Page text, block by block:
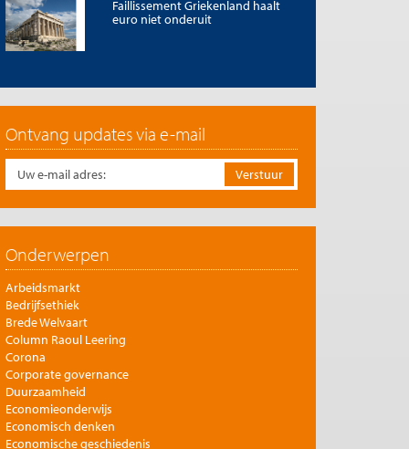
Faillissement Griekenland haalt
euro niet onderuit
Ontvang updates via e-mail
Onderwerpen
Arbeidsmarkt
Bedrijfsethiek
Brede Welvaart
Column Raoul Leering
Corona
Corporate governance
Duurzaamheid
Economieonderwijs
Economisch denken
Economische geschiedenis